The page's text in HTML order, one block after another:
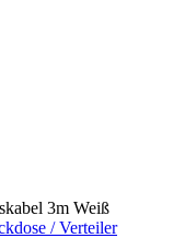
3m Weiß
/Verteiler